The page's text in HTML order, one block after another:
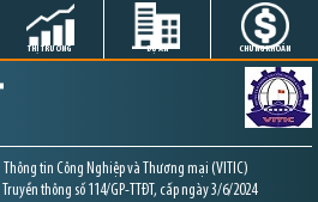
THỊ TRƯỜNG DỰ ÁN CHỨNG KHOÁN
tin Công Nghiệp và Thương mại (VITIC)
thông số 114/GP-TTĐT, cấp ngày 3/6/2024